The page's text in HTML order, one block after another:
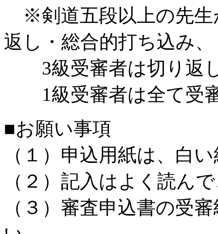
※剣道五段以上の先生
返し・総合的打ち込み、
3級受審者は切り返
1級受審者は全て受
■お願い事項
（１）申込用紙は、白
（２）記入はよく読ん
（３）審査申込書の受